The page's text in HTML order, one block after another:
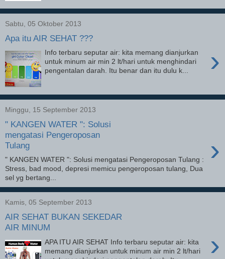
Sabtu, 05 Oktober 2013
Apa itu AIR SEHAT ???
›
Info terbaru seputar air: kita memang dianjurkan
untuk minum air min 2 lt/hari untuk menghindari
pengentalan darah. Itu benar dan itu dulu k...
Minggu, 15 September 2013
" KANGEN WATER ": Solusi
mengatasi Pengeroposan
Tulang
›
" KANGEN WATER ": Solusi mengatasi Pengeroposan Tulang :
Stress, bad mood, depresi memicu pengeroposan tulang, Dua
sel yg bertang...
Kamis, 05 September 2013
AIR SEHAT BUKAN SEKEDAR
AIR MINUM
›
APA ITU AIR SEHAT Info terbaru seputar air: kita
memang dianjurkan untuk minum air min 2 lt/hari